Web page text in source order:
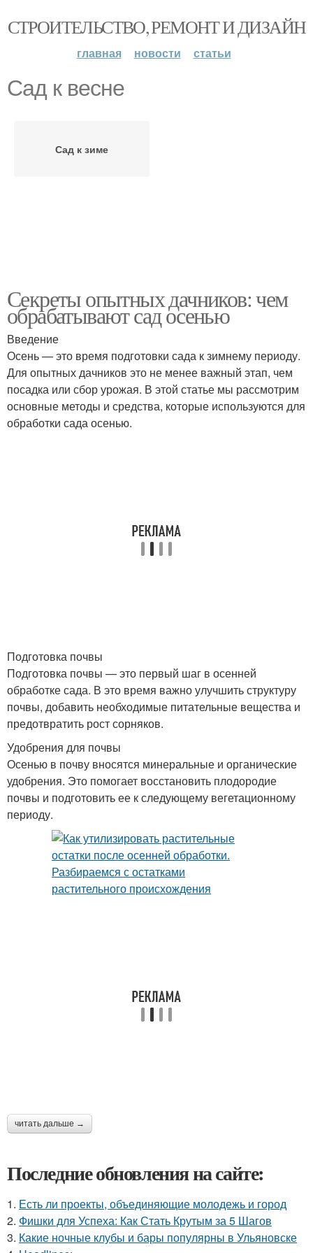
СТРОИТЕЛЬСТВО, РЕМОНТ И ДИЗАЙН
главная новости статьи
Сад к весне
Сад к зиме
Секреты опытных дачников: чем
обрабатывают сад осенью
Введение
Осень — это время подготовки сада к зимнему периоду.
Для опытных дачников это не менее важный этап, чем
посадка или сбор урожая. В этой статье мы рассмотрим
основные методы и средства, которые используются для
обработки сада осенью.
Подготовка почвы
Подготовка почвы — это первый шаг в осенней
обработке сада. В это время важно улучшить структуру
почвы, добавить необходимые питательные вещества и
предотвратить рост сорняков.
Удобрения для почвы
Осенью в почву вносятся минеральные и органические
удобрения. Это помогает восстановить плодородие
почвы и подготовить ее к следующему вегетационному
периоду.
читать дальше →
Последние обновления на сайте:
1. Есть ли проекты, объединяющие молодежь и город
2. Фишки для Успеха: Как Стать Крутым за 5 Шагов
3. Какие ночные клубы и бары популярны в Ульяновске